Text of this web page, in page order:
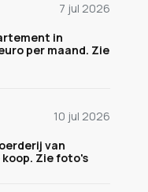
7 jul 2026
in
per maand. Zie
10 jul 2026
van
Zie foto's